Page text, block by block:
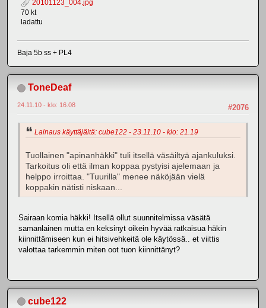
20101123_004.jpg
70 kt
ladattu
Baja 5b ss + PL4
ToneDeaf
#2076
24.11.10 - klo: 16.08
Lainaus käyttäjältä: cube122 - 23.11.10 - klo: 21.19
Tuollainen "apinanhäkki" tuli itsellä väsäiltyä ajankuluksi.
Tarkoitus oli että ilman koppaa pystyisi ajelemaan ja
helppo irroittaa. "Tuurilla" menee näköjään vielä
koppakin nätisti niskaan...
Sairaan komia häkki! Itsellä ollut suunnitelmissa väsätä
samanlainen mutta en keksinyt oikein hyvää ratkaisua häkin
kiinnittämiseen kun ei hitsivehkeitä ole käytössä.. et viittis
valottaa tarkemmin miten oot tuon kiinnittänyt?
cube122